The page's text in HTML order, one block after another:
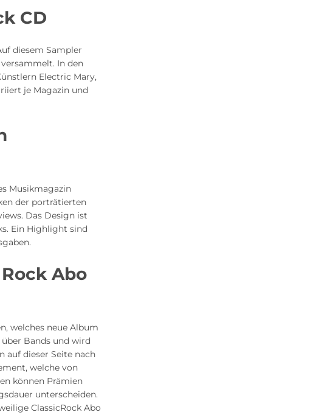
CD
diesem Sampler
In den
Electric Mary,
je Magazin und
Musikmagazin
der porträtierten
Das Design ist
Ein Highlight sind
Abo
welches neue Album
Bands und wird
auf dieser Seite nach
welche von
können Prämien
unterscheiden.
ClassicRock Abo